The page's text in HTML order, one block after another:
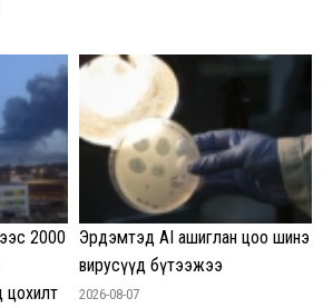
2000
цохилт
Эрдэмтэд AI ашиглан цоо шинэ
вирусүүд бүтээжээ
2026-08-07